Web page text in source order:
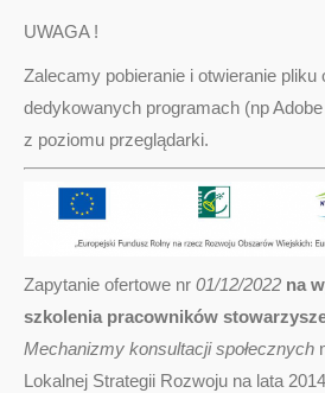
UWAGA !
Zalecamy pobieranie i otwieranie pliku
dedykowanych programach (np
z poziomu przeglądarki.
Zapytanie ofertowe nr 01/12/2022 na
szkolenia pracowników
Mechanizmy konsultacji społecznych
Lokalnej Strategii Rozwoju na lata